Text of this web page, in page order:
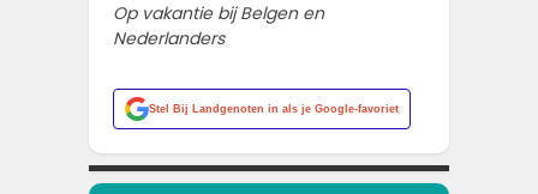
Op vakantie bij Belgen en
Nederlanders
Stel Bij Landgenoten in als je Google-favoriet